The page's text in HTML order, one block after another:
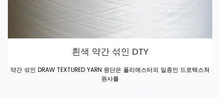
흰색 약간 섞인 DTY
약간 섞인 DRAW TEXTURED YARN 원단은 폴리에스터의 일종인 드로텍스쳐
원사를